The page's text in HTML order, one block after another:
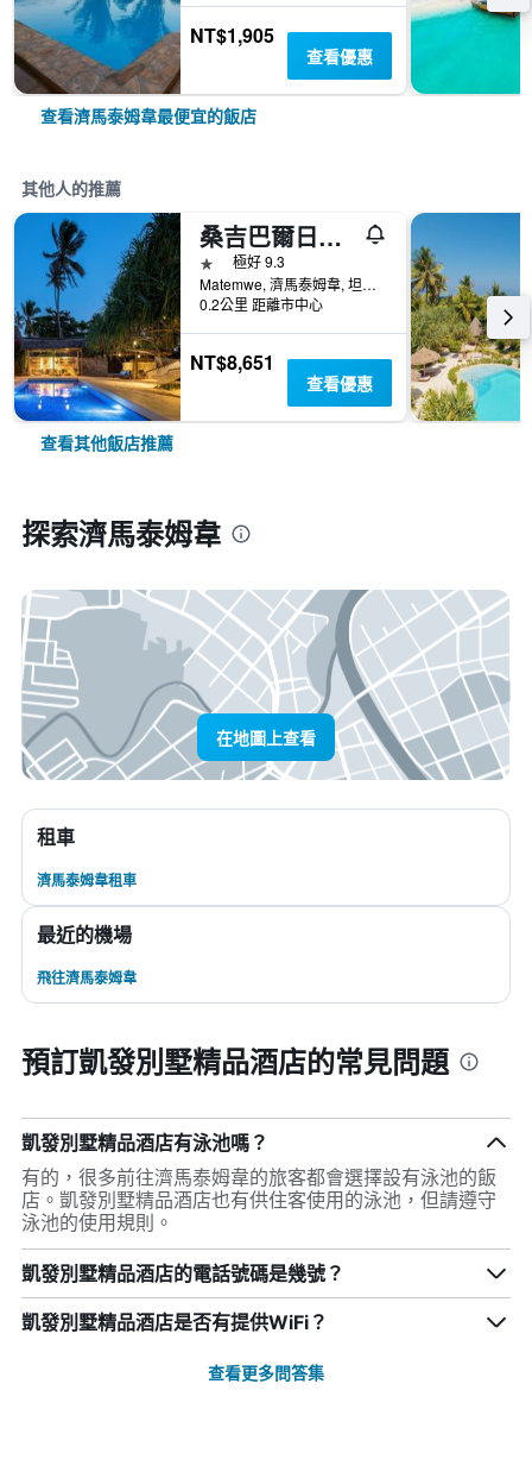
NT$1,905
查看優惠
查看濟馬泰姆韋最便宜的飯店
其他人的推薦
桑吉巴爾日出班達斯飯店
1星級極好 9.3
Matemwe, 濟馬泰姆韋, 坦尚尼亞
0.2公里 距離市中心
NT$8,651
查看優惠
查看其他飯店推薦
探索濟馬泰姆韋
在地圖上查看
租車
濟馬泰姆韋租車
最近的機場
飛往濟馬泰姆韋
預訂凱發別墅精品酒店的常見問題
凱發別墅精品酒店有泳池嗎？
有的，很多前往濟馬泰姆韋的旅客都會選擇設有泳池的飯
店。凱發別墅精品酒店也有供住客使用的泳池，但請遵守
泳池的使用規則。
凱發別墅精品酒店的電話號碼是幾號？
凱發別墅精品酒店是否有提供WiFi？
查看更多問答集